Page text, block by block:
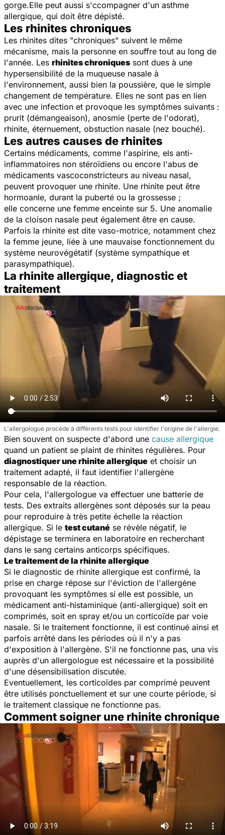
gorge.Elle peut aussi s'ccompagner d'un asthme
allergique, qui doit être dépisté.
Les rhinites chroniques
Les rhinites dites "chroniques" suivent le même
mécanisme, mais la personne en souffre tout au long de
l'année. Les rhinites chroniques sont dues à une
hypersensibilité de la muqueuse nasale à
l'environnement, aussi bien la poussière, que le simple
changement de température. Elles ne sont pas en lien
avec une infection et provoque les symptômes suivants :
prurit (démangeaison), anosmie (perte de l'odorat),
rhinite, éternuement, obstuction nasale (nez bouché).
Les autres causes de rhinites
Certains médicaments, comme l'aspirine, els anti-
inflammatoires non stéroïdiens ou encore l'abus de
médicaments vascoconstricteurs au niveau nasal,
peuvent provoquer une rhinite. Une rhinite peut être
hormoanle, durant la puberté ou la grossesse ;
elle concerne une femme enceinte sur 5. Une anomalie
de la cloison nasale peut également être en cause.
Parfois la rhinite est dite vaso-motrice, notamment chez
la femme jeune, liée à une mauvaise fonctionnement du
système neurovégétatif (système sympathique et
parasympathique).
La rhinite allergique, diagnostic et
traitement
L'allergologue procède à différents tests pour identifier l'origine de l'allergie.
Bien souvent on suspecte d'abord une cause allergique
quand un patient se plaint de rhinites régulières. Pour
diagnostiquer une rhinite allergique et choisir un
traitement adapté, il faut identifier l'allergène
responsable de la réaction.
Pour cela, l'allergologue va effectuer une batterie de
tests. Des extraits allergènes sont déposés sur la peau
pour reproduire à très petite échelle la réaction
allergique. Si le test cutané se révèle négatif, le
dépistage se terminera en laboratoire en recherchant
dans le sang certains anticorps spécifiques.
Le traitement de la rhinite allergique
Si le diagnostic de rhinite allergique est confirmé, la
prise en charge répose sur l'éviction de l'allergène
provoquant les symptômes si elle est possible, un
médicament anti-histaminique (anti-allergique) soit en
comprimés, soit en spray et/ou un corticoïde par voie
nasale. Si le traitement fonctionne, il est continué ainsi et
parfois arrêté dans les périodes où il n'y a pas
d'exposition à l'allergène. S'il ne fonctionne pas, una vis
auprès d'un allergologue est nécessaire et la possibilité
d'une désensibilisation discutée.
Eventuellement, les corticoïdes par comprimé peuvent
être utilisés ponctuellement et sur une courte période, si
le traitement classique ne fonctionne pas.
Comment soigner une rhinite chronique